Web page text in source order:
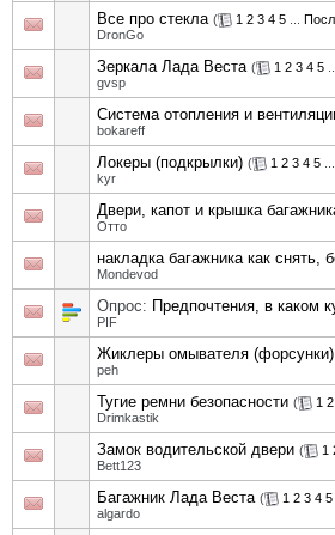
Все про стекла ( 1 2 3 4 5
DronGo
Зеркала Лада Веста ( 1 2 3 4 5
gvsp
Система отопления и
bokareff
Локеры (подкрылки) ( 1 2 3 4 5
kyr
Двери, капот и крышка
Отто
накладка багажника как снять,
Mondevod
Опрос: Предпочтения, в каком
PIF
Жиклеры омывателя (форсунки)
peh
Тугие ремни безопасности ( 1 2
Drimkastik
Замок водительской двери ( 1
Bett123
Багажник Лада Веста ( 1 2 3 4 5
algardo